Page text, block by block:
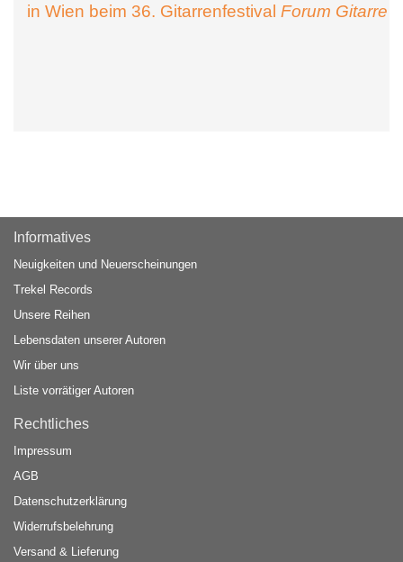
in Wien beim 36. Gitarrenfestival Forum Gitarre
Informatives
Neuigkeiten und Neuerscheinungen
Trekel Records
Unsere Reihen
Lebensdaten unserer Autoren
Wir über uns
Liste vorrätiger Autoren
Rechtliches
Impressum
AGB
Datenschutzerklärung
Widerrufsbelehrung
Versand & Lieferung